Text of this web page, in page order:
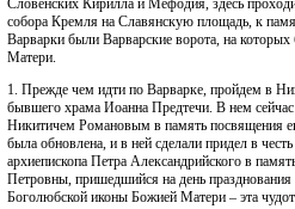
собора Кремля на Славянскую площадь, к
Варварки были Варварские ворота, на
Матери.
1. Прежде чем идти по Варварке, пройдем в
бывшего храма Иоанна Предтечи. В нем
Никитичем Романовым в память посвящения
была обновлена, и в ней сделали придел в
архиепископа Петра Александрийского в
Петровны, пришедшийся на день
Боголюбской иконы Божией Матери – эта